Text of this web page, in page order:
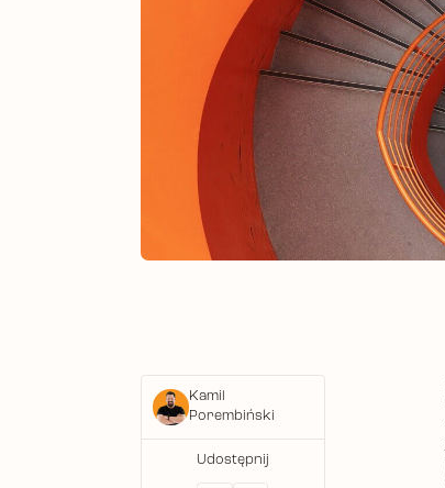
Kamil
Porembiński
Udostępnij